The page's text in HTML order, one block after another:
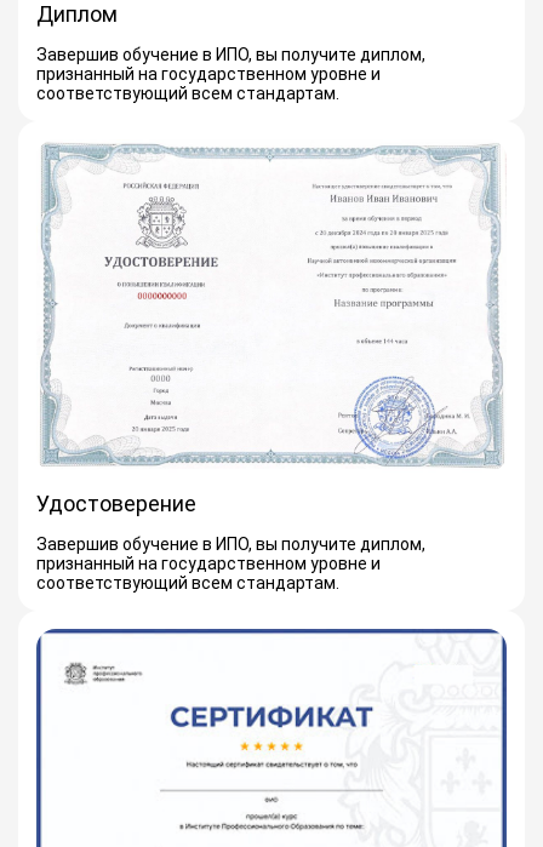
Диплом
Завершив обучение в ИПО, вы получите диплом,
признанный на государственном уровне и
соответствующий всем стандартам.
Удостоверение
Завершив обучение в ИПО, вы получите диплом,
признанный на государственном уровне и
соответствующий всем стандартам.